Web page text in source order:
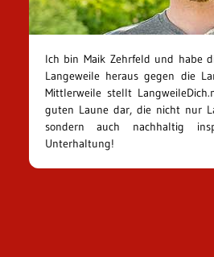
Ich bin Maik Zehrfeld und habe
Langeweile heraus gegen die
Mittlerweile stellt
guten Laune dar, die nicht nur
sondern auch nachhaltig
Unterhaltung!